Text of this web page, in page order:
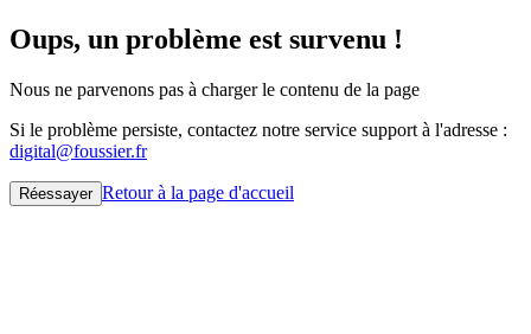
Oups, un problème est survenu !
Nous ne parvenons pas à charger le contenu de la page
Si le problème persiste, contactez notre service support à l'adresse :
digital@foussier.fr
Réessayer Retour à la page d'accueil